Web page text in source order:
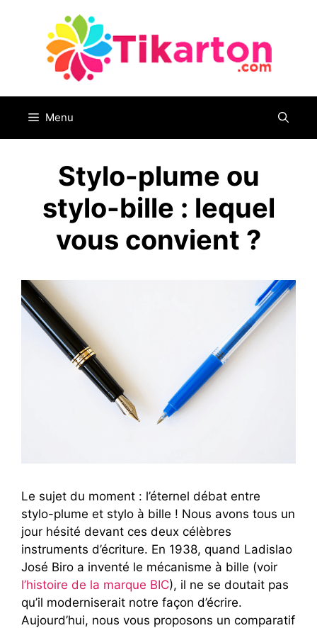
Menu
Stylo-plume ou
stylo-bille : lequel
vous convient ?
Le sujet du moment : l’éternel débat entre
stylo-plume et stylo à bille ! Nous avons tous un
jour hésité devant ces deux célèbres
instruments d’écriture. En 1938, quand Ladislao
José Biro a inventé le mécanisme à bille (voir
l’histoire de la marque BIC), il ne se doutait pas
qu’il moderniserait notre façon d’écrire.
Aujourd’hui, nous vous proposons un comparatif